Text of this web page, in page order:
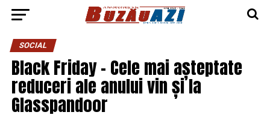
SOCIAL
Black Friday – Cele mai așteptate
reduceri ale anului vin și la
Glasspandoor